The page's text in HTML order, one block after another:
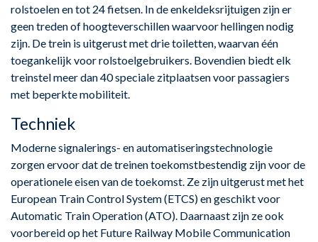
rolstoelen en tot 24 fietsen. In de enkeldeksrijtuigen zijn er
geen treden of hoogteverschillen waarvoor hellingen nodig
zijn. De trein is uitgerust met drie toiletten, waarvan één
toegankelijk voor rolstoelgebruikers. Bovendien biedt elk
treinstel meer dan 40 speciale zitplaatsen voor passagiers
met beperkte mobiliteit.
Techniek
Moderne signalerings- en automatiseringstechnologie
zorgen ervoor dat de treinen toekomstbestendig zijn voor de
operationele eisen van de toekomst. Ze zijn uitgerust met het
European Train Control System (ETCS) en geschikt voor
Automatic Train Operation (ATO). Daarnaast zijn ze ook
voorbereid op het Future Railway Mobile Communication